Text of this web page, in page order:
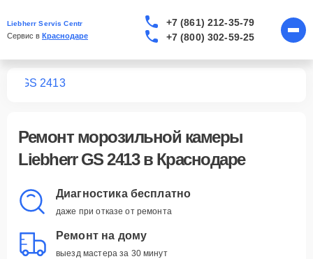
Liebherr Servis Centr
Сервис в Краснодаре
+7 (861) 212-35-79
+7 (800) 302-59-25
GS 2413
Ремонт морозильной камеры
Liebherr GS 2413в Краснодаре
Диагностика бесплатно
даже при отказе от ремонта
Ремонт на дому
выезд мастера за 30 минут